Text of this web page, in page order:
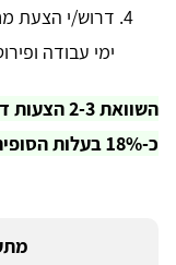
דרוש/י הצעת
ימי עבודה
השוואת
כ-18% בעלות הסופית.